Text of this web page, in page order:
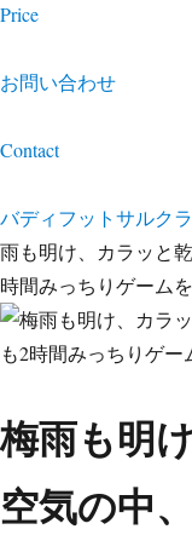
Price
お問い合わせ
Contact
バディフットサルク
雨も明け、カラッと
時間みっちりゲーム
梅雨も明
空気の中